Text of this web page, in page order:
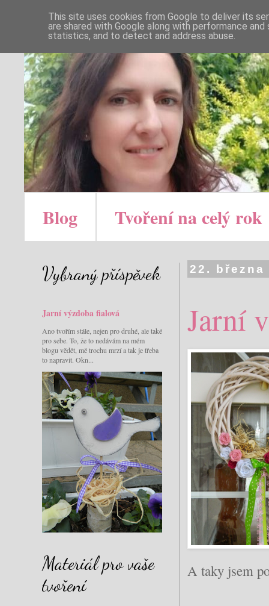
Blog Tvoření na celý rok
22. března
Jarní
A taky jsem
Vybraný příspěvek
Jarní výzdoba fialová
Ano tvořím stále, nejen pro druhé, ale také
pro sebe. To, že to nedávám na mém
blogu vědět, mě trochu mrzí a tak je třeba
to napravit. Okn...
Materiál pro vaše
tvoření
This site uses cookies from Google to deliver its
are shared with Google along with performance
statistics, and to detect and address abuse.